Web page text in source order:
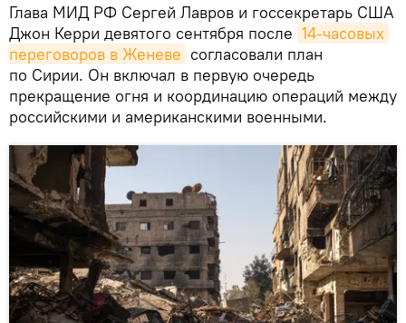
Глава МИД РФ Сергей Лавров и госсекретарь США
Джон Керри девятого сентября после 14-часовых
переговоров в Женеве согласовали план
по Сирии. Он включал в первую очередь
прекращение огня и координацию операций между
российскими и американскими военными.